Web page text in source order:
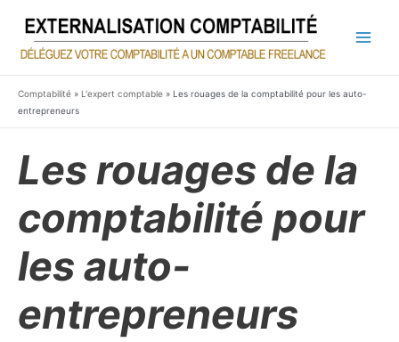
contenu
Comptabilité » L'expert comptable » Les rouages de la comptabilité pour les auto-
entrepreneurs
Les rouages de la
comptabilité pour
les auto-
entrepreneurs